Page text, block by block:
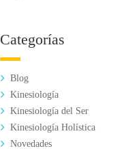
Categorías
Blog
Kinesiología
Kinesiología del Ser
Kinesiología Holística
Novedades